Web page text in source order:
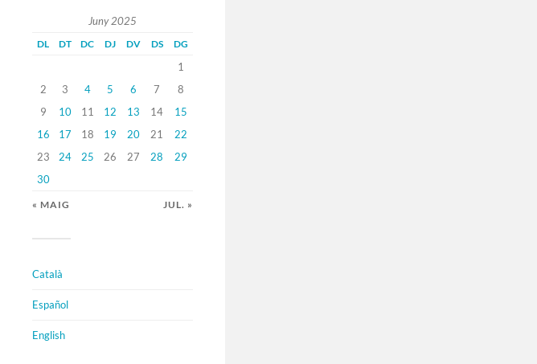
Juny 2025
DL DT DC DJ DV DS DG
1
2
3 4 5 6 7
8
9
10 11 12 13 14
15
16
17 18 19 20 21
22
23
24 25 26 27 28
29
30
« MAIG JUL. »
Català
Español
English